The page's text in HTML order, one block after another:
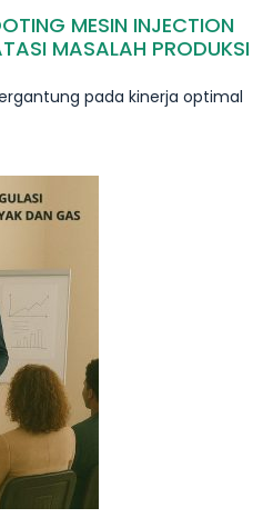
MESIN INJECTION
MASALAH PRODUKSI
pada kinerja optimal